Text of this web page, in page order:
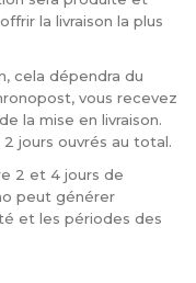
la livraison la plus
cela dépendra du
vous recevez
la mise en livraison.
jours ouvrés au total.
2 et 4 jours de
peut générer
et les périodes des